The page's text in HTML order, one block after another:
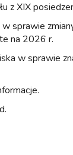
XIX
na 2026 r.
w sprawie